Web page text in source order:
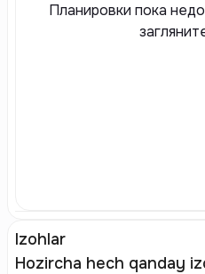
Планировки пока
Izohlar
Hozircha hech qanday